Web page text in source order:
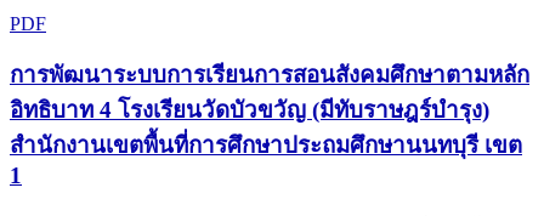
PDF
การพัฒนาระบบการเรียนการสอนสังคมศึกษาตามหลัก
อิทธิบาท 4 โรงเรียนวัดบัวขวัญ (มีทับราษฎร์บำรุง)
สำนักงานเขตพื้นที่การศึกษาประถมศึกษานนทบุรี เขต
1